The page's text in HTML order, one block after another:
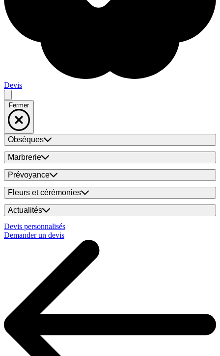
Devis
Fermer
Obsèques
Marbrerie
Prévoyance
Fleurs et cérémonies
Actualités
Devis personnalisés
Demander un devis